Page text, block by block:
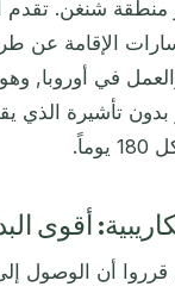
منطقة شنغن. تقدم
الإقامة عن
في أوروبا,
تأشيرة الذي
أقوى
أن الوصول إلى